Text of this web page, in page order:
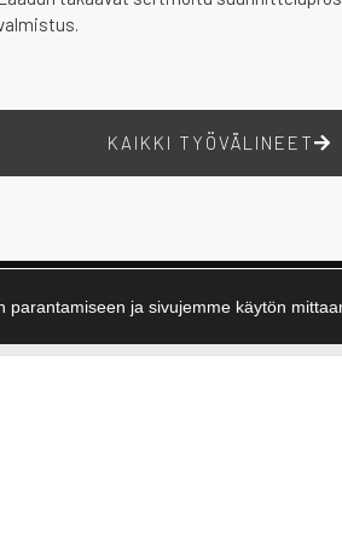
KAIKKI TYÖVÄLINEET
ja sivujemme käytön